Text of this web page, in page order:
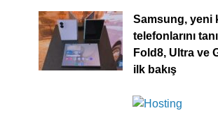
Samsung, yeni
telefonlarını
Fold8, Ultra ve
ilk bakış